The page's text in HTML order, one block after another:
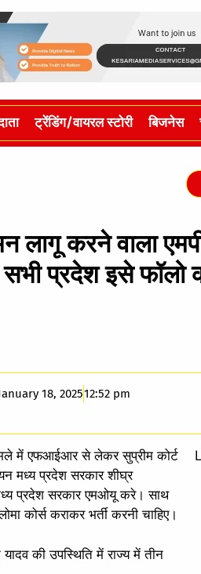
ट्रेंडिंग/वायरल स्टोरी बिजनेस
लागू करने वाला
प्रदेश इसे फॉलो
18, 202512:52 pm
में एफआईआर से लेकर सुप्रीम कोर्ट
मध्य प्रदेश सरकार शीघ्र
प्रदेश सरकार एमओयू करे। साथ
कोर्स कराकर भर्ती करनी चाहिए।
की उपस्थिति में राज्य में तीन